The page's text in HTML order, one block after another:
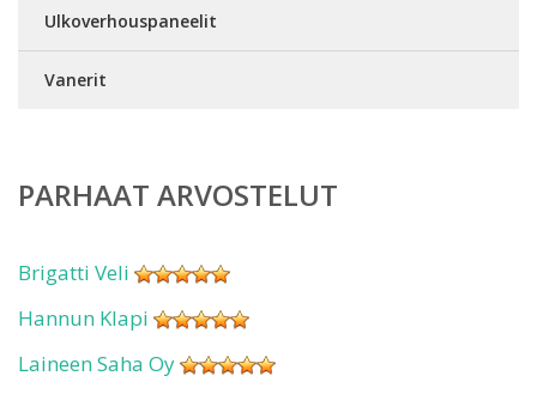
Ulkoverhouspaneelit
Vanerit
PARHAAT ARVOSTELUT
Brigatti Veli
Hannun Klapi
Laineen Saha Oy